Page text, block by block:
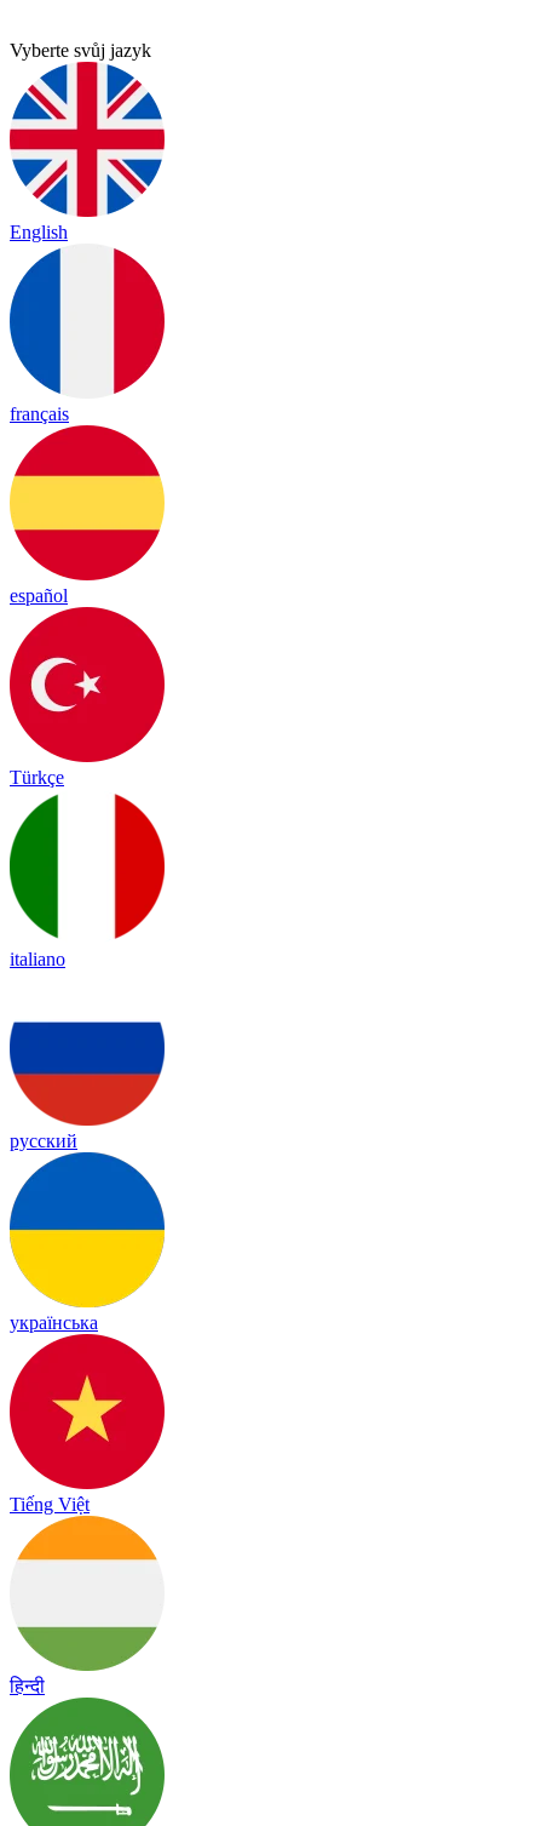
Vyberte svůj jazyk
English
français
español
Türkçe
italiano
русский
українська
Tiếng Việt
हिन्दी